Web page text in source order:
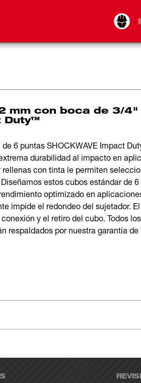
mm con boca de 3/
Duty™
6 puntas SHOCKWAVE Impact
durabilidad al impacto en
con tinta le permiten
estos cubos estándar de
optimizado en
impide el redondeo del sujetador.
y el retiro del cubo. Todos
respaldados por nuestra garantía